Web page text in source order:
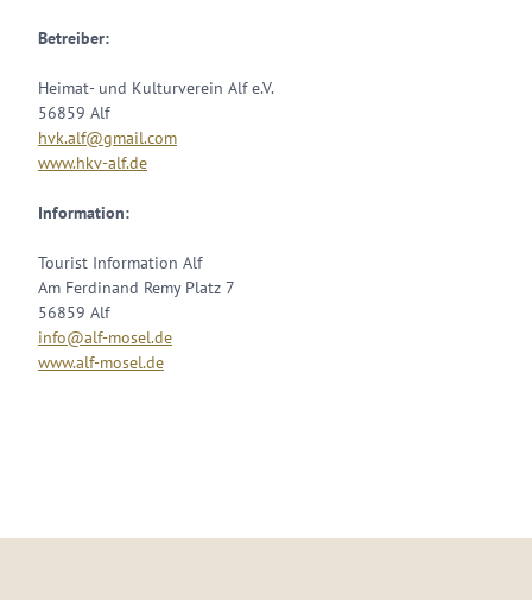
Betreiber:
Heimat- und Kulturverein Alf e.V.
56859 Alf
hvk.alf@gmail.com
www.hkv-alf.de
Information:
Tourist Information Alf
Am Ferdinand Remy Platz 7
56859 Alf
info@alf-mosel.de
www.alf-mosel.de